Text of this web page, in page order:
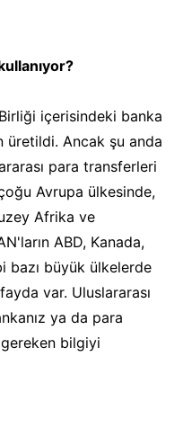
içerisindeki banka
üretildi. Ancak şu anda
para transferleri
Avrupa ülkesinde,
Afrika ve
ABD, Kanada,
bazı büyük ülkelerde
var. Uluslararası
ya da para
bilgiyi